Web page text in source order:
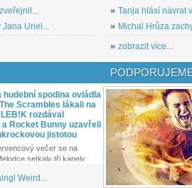
Jana Uriel...
» Tanja hlásí návrat
» Michal Hrůza
» zobrazit více...
hudební spodina ovládla
Scrambles lákali na
rozdával
Rocket Bunny uzavřeli
jistotou
večer se na
setkaly tři kapely...
Weird...